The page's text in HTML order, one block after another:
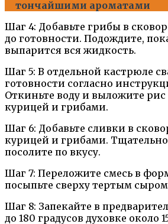
тончайшими ароматами
Шаг 4: Добавьте грибы в
до готовности. Подождите,
выпарится вся жидкость.
Шаг 5: В отдельной кастрюле
готовности согласно
Откиньте воду и выложите рис
курицей и грибами.
Шаг 6: Добавьте сливки в
курицей и грибами.
посолите по вкусу.
Шаг 7: Переложите смесь в
посыпьте сверху тертым
Шаг 8: Запекайте в
до 180 градусов духовке около